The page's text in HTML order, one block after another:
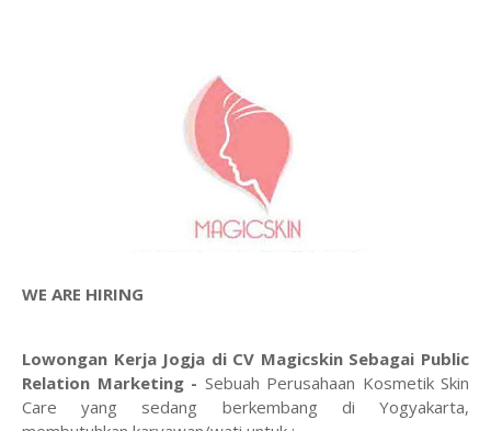
WE ARE HIRING
Lowongan Kerja Jogja di CV Magicskin Sebagai Public
Relation Marketing - Sebuah Perusahaan Kosmetik Skin
Care yang sedang berkembang di Yogyakarta,